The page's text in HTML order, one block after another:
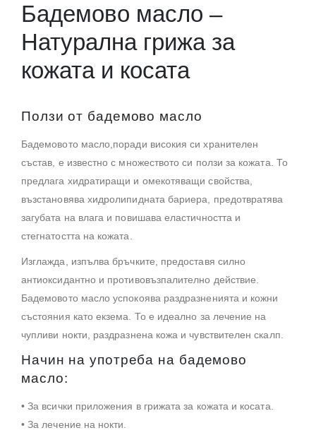
Бадемово масло –
Натурална грижа за
кожата и косата
Ползи от бадемово масло
Бадемовото масло,поради високия си хранителен
състав, е известно с множеството си ползи за кожата. То
предлага хидратиращи и омекотяващи свойства,
възстановява хидролипиднaта бариера, предотвратява
загубата на влага и повишава еластичността и
стегнатостта на кожата.
Изглажда, изпълва бръчките, предоставя силно
антиоксидантно и противовъзпалително действие.
Бадемовото масло успокоява раздразненията и кожни
състояния като екзема. То е идеално за лечение на
чупливи нокти, раздразнена кожа и чувствителен скалп.
Начин на употреба на бадемово
масло:
• За всички приложения в грижата за кожата и косата.
• За лечение на нокти.